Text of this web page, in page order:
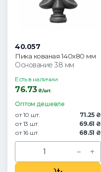
40.057
Пика кованая 140х80 мм
Основание 38 мм
Есть в наличии
76.73₴/шт.
Оптом дешевле
от 10 шт.
71.25 ₴
от 13 шт.
69.61 ₴
от 16 шт.
68.51 ₴